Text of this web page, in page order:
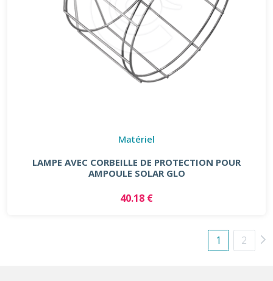
Matériel
LAMPE AVEC CORBEILLE DE PROTECTION POUR
AMPOULE SOLAR GLO
40.18 €
1 2